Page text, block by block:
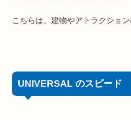
こちらは、建物やアトラクション
UNIVERSAL のスピード